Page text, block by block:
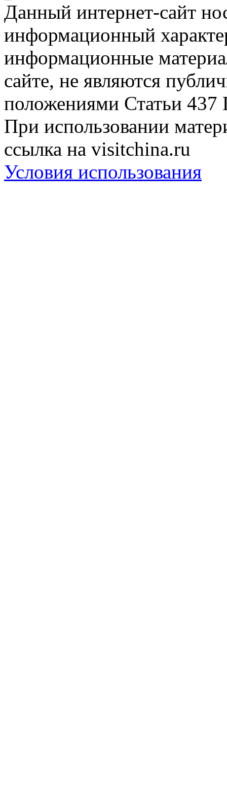
Данный интернет-сайт
информационный
информационные
сайте, не являются
положениями Статьи 437
При использовании
ссылка на visitchina.ru
Условия использования